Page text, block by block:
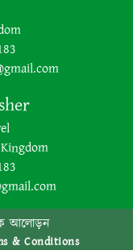
a lust for
উপেক্ষা
and
in BNP’s
আলোড়ন
& Conditions